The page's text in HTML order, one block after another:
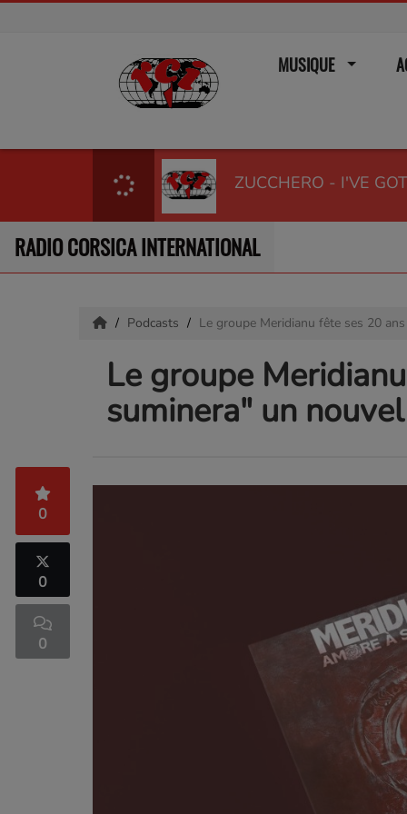
MUSIQUE
ZUCCHERO - I'VE
RADIO CORSICA INTERNATIONAL
Podcasts Le groupe Meridianu fête ses 20
Le groupe
suminera" un
0
0
0